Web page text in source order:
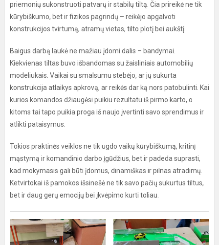
priemonių sukonstruoti patvarų ir stabilų tiltą. Čia prireikė ne tik
kūrybiškumo, bet ir fizikos pagrindų – reikėjo apgalvoti
konstrukcijos tvirtumą, atramų vietas, tilto plotį bei aukštį.
Baigus darbą laukė ne mažiau įdomi dalis – bandymai.
Kiekvienas tiltas buvo išbandomas su žaisliniais automobilių
modeliukais. Vaikai su smalsumu stebėjo, ar jų sukurta
konstrukcija atlaikys apkrovą, ar reikės dar ką nors patobulinti. Kai
kurios komandos džiaugėsi puikiu rezultatu iš pirmo karto, o
kitoms tai tapo puikia proga iš naujo įvertinti savo sprendimus ir
atlikti pataisymus.
Tokios praktinės veiklos ne tik ugdo vaikų kūrybiškumą, kritinį
mąstymą ir komandinio darbo įgūdžius, bet ir padeda suprasti,
kad mokymasis gali būti įdomus, dinamiškas ir pilnas atradimų.
Ketvirtokai iš pamokos išsinešė ne tik savo pačių sukurtus tiltus,
bet ir daug gerų emocijų bei įkvėpimo kurti toliau.